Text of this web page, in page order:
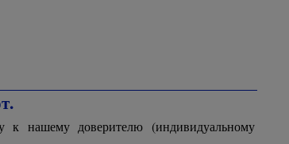
нашему доверителю (индивидуальному